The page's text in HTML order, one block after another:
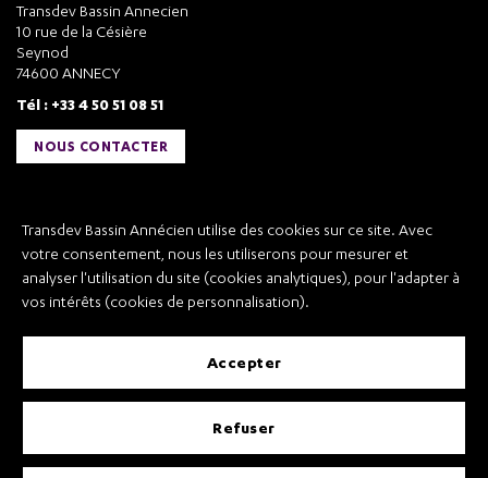
Transdev Bassin Annécien utilise des cookies sur ce site. Avec
votre consentement, nous les utiliserons pour mesurer et
analyser l'utilisation du site (cookies analytiques), pour l'adapter à
vos intérêts (cookies de personnalisation).
accepter
refuser
Transdev Bassin Annecien
10 rue de la Césière
Seynod
74600 ANNECY
Tél : +33 4 50 51 08 51
NOUS CONTACTER
Transdev Bassin Annécien
Recrutement
Conditions Générales de Vente et Transport
Conditions Générales d’Utilisation
Règlement